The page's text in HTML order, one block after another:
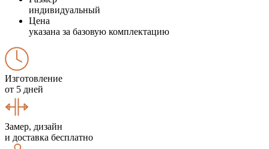
индивидуальный
Цена
указана за базовую комплектацию
Изготовление
от 5 дней
Замер, дизайн
и доставка бесплатно